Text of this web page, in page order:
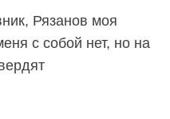
Рязанов моя
с собой нет, но на